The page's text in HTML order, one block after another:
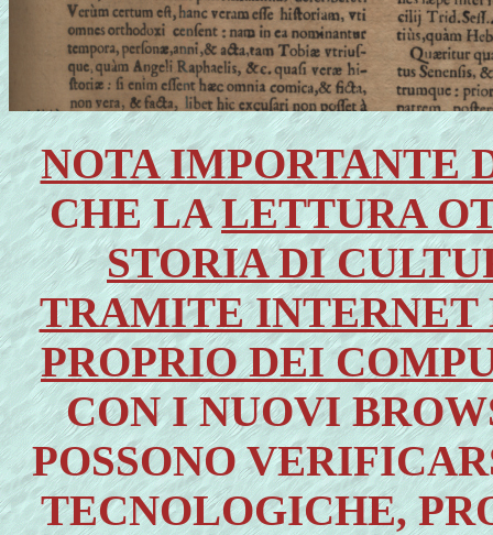
NOTA IMPORTANTE
CHE LALETTURA
STORIA DI
TRAMITE INTERNET
PROPRIO DEI
CON I NUOVI
POSSONO
TECNOLOGICHE,